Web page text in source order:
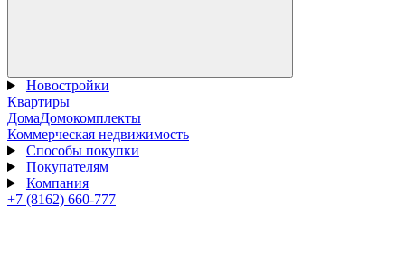
Новостройки
Квартиры
ДомаДомокомплекты
Коммерческая недвижимость
Способы покупки
Покупателям
Компания
+7 (8162) 660-777